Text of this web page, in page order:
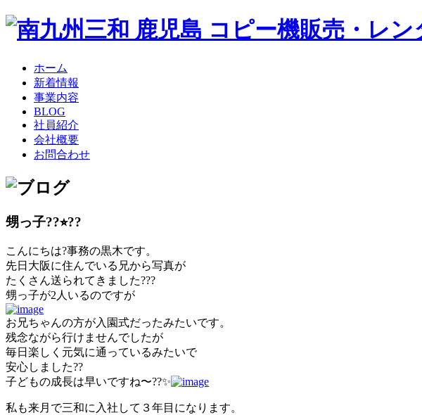
ホーム
新着情報
事業内容
BLOG
社員紹介
会社概要
お問合わせ
甥っ子??⭐︎??
こんにちは?事務の黒木です。
先日大阪に住んでいる兄から写真が
たくさん送られてきました???
甥っ子が2人いるのですが
お兄ちゃんの方が入園式だったみたいです。
残念ながら行けませんでしたが
毎日楽しく元気に通っているみたいで
安心しました??
子どもの成長は早いですね〜??✨
私も来月で三和に入社して３年目になります。